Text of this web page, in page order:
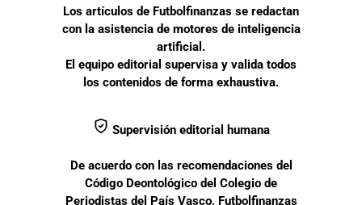
Los artículos de Futbolfinanzas se redactan
con la asistencia de motores de inteligencia
artificial.
El equipo editorial supervisa y valida todos
los contenidos de forma exhaustiva.
Supervisión editorial humana
De acuerdo con las recomendaciones del
Código Deontológico del Colegio de
Periodistas del País Vasco, Futbolfinanzas